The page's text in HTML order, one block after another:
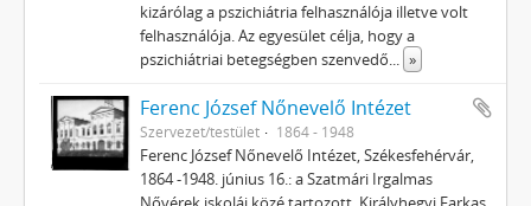
kizárólag a pszichiátria felhasználója illetve volt
felhasználója. Az egyesület célja, hogy a
pszichiátriai betegségben szenvedő... »
Ferenc József Nőnevelő Intézet
Szervezet/testület 1864 - 1948
Ferenc József Nőnevelő Intézet, Székesfehérvár,
1864 -1948. június 16.: a Szatmári Irgalmas